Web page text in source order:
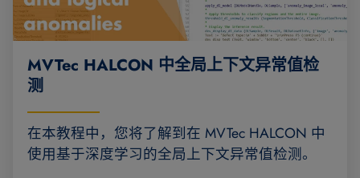
MVTec HALCON 中全局上下文异常值检
测
在本教程中，您将了解到在 MVTec HALCON 中
使用基于深度学习的全局上下文异常值检测。